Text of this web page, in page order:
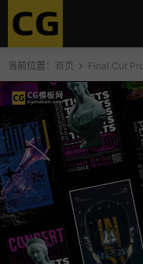
当前位置： 首页 Final Cut